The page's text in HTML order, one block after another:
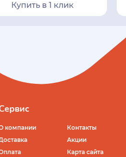
Купить в 1 клик
компании
Контакты
Акции
Карта сайта